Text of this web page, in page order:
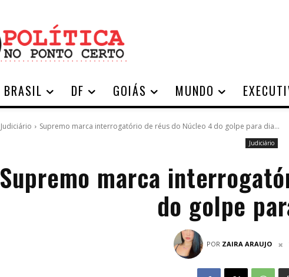
BRASIL DF GOIÁS MUNDO
Judiciário Supremo marca interrogatório de réus do Núcleo 4 do golpe para dia...
Judiciário
Supremo marca
do golpe
POR ZAIRA ARAUJO